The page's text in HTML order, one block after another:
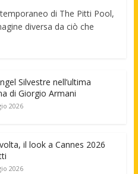
di The Pitti Pool,
diversa da ciò che
Silvestre nell’ultima
di Giorgio Armani
2026
il look a Cannes 2026
2026